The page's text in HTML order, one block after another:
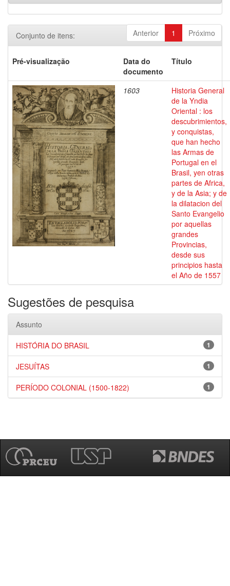
Anterior 1 Próximo
Conjunto de itens:
Pré-visualização
Data do
documento
Título
1603
Historia General
de la Yndia
Oriental : los
descubrimientos,
y conquistas,
que han hecho
las Armas de
Portugal en el
Brasil, yen otras
partes de Africa,
y de la Asia; y de
la dilatacion del
Santo Evangelio
por aquellas
grandes
Provincias,
desde sus
principios hasta
el Año de 1557
Sugestões de pesquisa
Assunto
1
HISTÓRIA DO BRASIL
1
JESUÍTAS
1
PERÍODO COLONIAL (1500-1822)